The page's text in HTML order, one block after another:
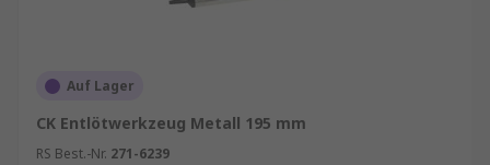
Auf Lager
CK Entlötwerkzeug Metall 195 mm
RS Best.-Nr. 271-6239